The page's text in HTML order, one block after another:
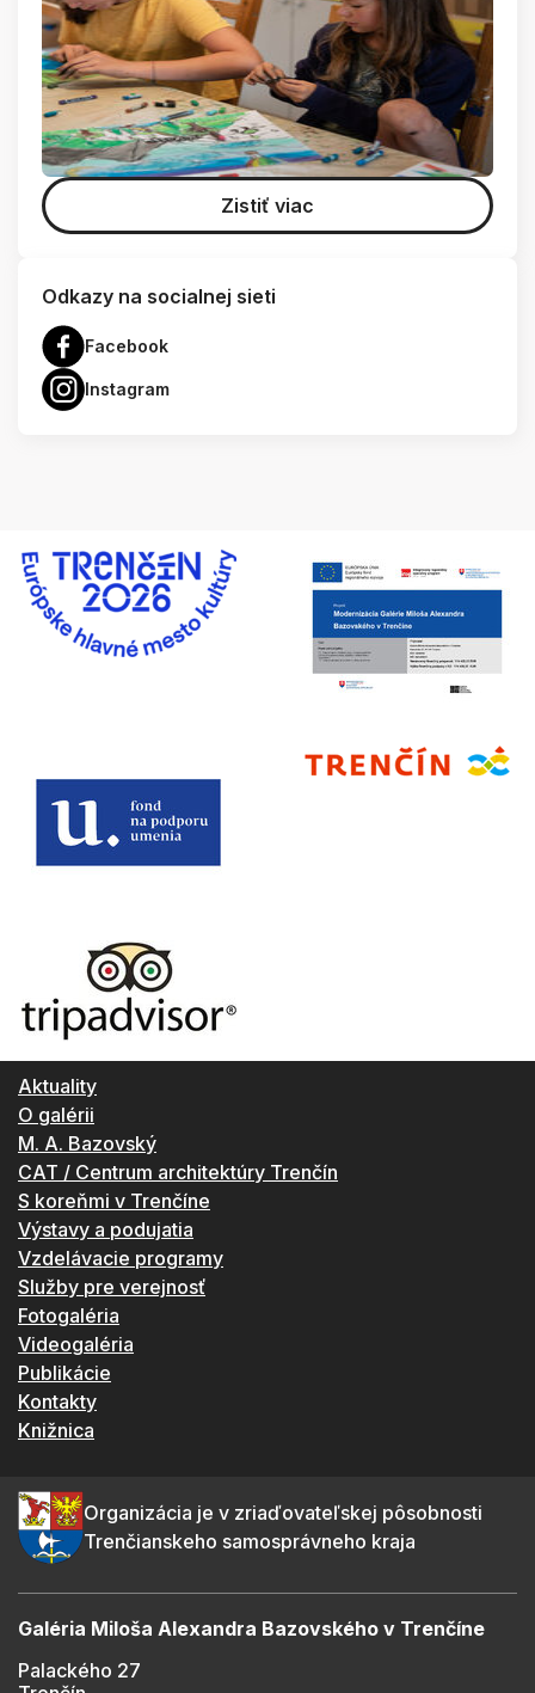
Zistiť viac
Odkazy na socialnej sieti
Facebook
Instagram
Aktuality
O galérii
M. A. Bazovský
CAT / Centrum architektúry Trenčín
S koreňmi v Trenčíne
Výstavy a podujatia
Vzdelávacie programy
Služby pre verejnosť
Fotogaléria
Videogaléria
Publikácie
Kontakty
Knižnica
Organizácia je v zriaďovateľskej pôsobnosti
Trenčianskeho samosprávneho kraja
Galéria Miloša Alexandra Bazovského v Trenčíne
Palackého 27